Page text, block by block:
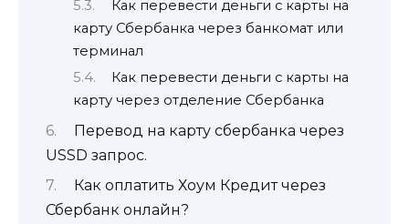
Как перевести деньги с карты на
карту Сбербанка через банкомат или
терминал
Как перевести деньги с карты на
карту через отделение Сбербанка
Перевод на карту сбербанка через
USSD запрос.
Как оплатить Хоум Кредит через
Сбербанк онлайн?